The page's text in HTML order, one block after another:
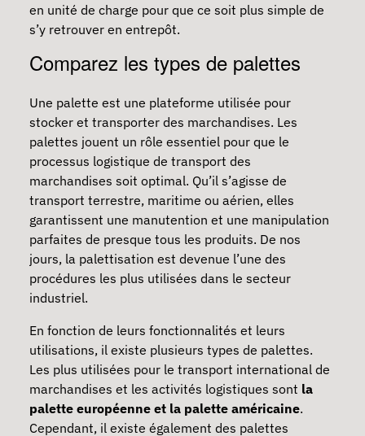
en unité de charge pour que ce soit plus simple de
s’y retrouver en entrepôt.
Comparez les types de palettes
Une palette est une plateforme utilisée pour
stocker et transporter des marchandises. Les
palettes jouent un rôle essentiel pour que le
processus logistique de transport des
marchandises soit optimal. Qu’il s’agisse de
transport terrestre, maritime ou aérien, elles
garantissent une manutention et une manipulation
parfaites de presque tous les produits. De nos
jours, la palettisation est devenue l’une des
procédures les plus utilisées dans le secteur
industriel.
En fonction de leurs fonctionnalités et leurs
utilisations, il existe plusieurs types de palettes.
Les plus utilisées pour le transport international de
marchandises et les activités logistiques sont la
palette européenne et la palette américaine.
Cependant, il existe également des palettes